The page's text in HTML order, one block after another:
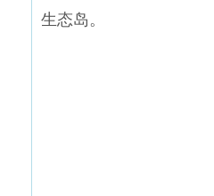
生态岛。